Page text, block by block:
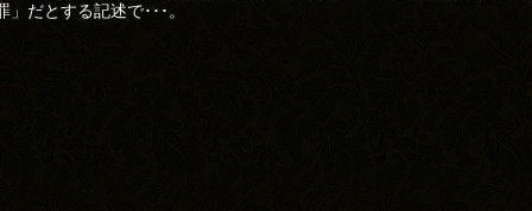
」だとする記述で･･･。